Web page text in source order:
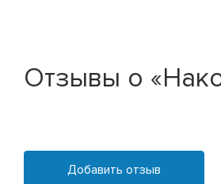
Отзывы о
Добавить отзыв